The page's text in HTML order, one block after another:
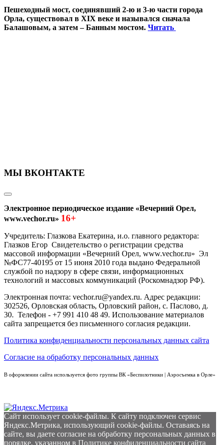
Пешеходный мост, соединявший 2-ю и 3-ю части города
Орла, существовал в XIX веке и назывался сначала
Балашовым, а затем – Банным мостом. Читать
МЫ ВКОНТАКТЕ
Электронное периодическое издание «Вечерний Орел,
www.vechor.ru» 16+
Учредитель: Глазкова Екатерина, и.о. главного редактора:
Глазков Егор Свидетельство о регистрации средства
массовой информации «Вечерний Орел, www.vechor.ru» Эл
№ФС77-40195 от 15 июня 2010 года выдано Федеральной
службой по надзору в сфере связи, информационных
технологий и массовых коммуникаций (Роскомнадзор РФ).
Электронная почта: vechor.ru@yandex.ru. Адрес редакции:
302526, Орловская область, Орловский район, с. Паслово, д.
30. Телефон - +7 991 410 48 49. Использование материалов
сайта запрещается без письменного согласия редакции.
Политика конфиденциальности персональных данных сайта
Согласие на обработку персональных данных
В оформлении сайта используется фото группы ВК «Беспилотники | Аэросъемка в Орле»
Сайт использует cookie-файлы. К cайту подключен сервис
Яндекс.Метрика, использующий cookie-файлы. Оставаясь на
сайте, вы даете согласие на обработку персональных данных в
порядке, указанном в Политике конфиденциальности сайта